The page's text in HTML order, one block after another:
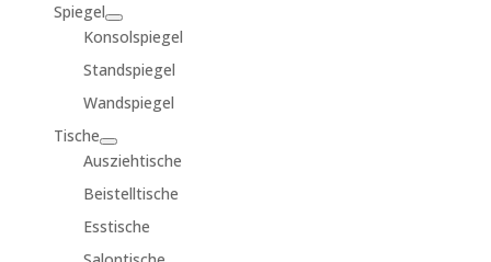
Spiegel
Konsolspiegel
Standspiegel
Wandspiegel
Tische
Ausziehtische
Beistelltische
Esstische